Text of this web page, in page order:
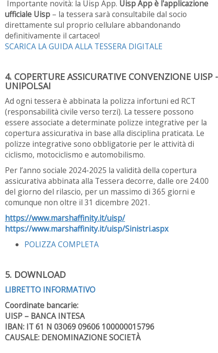
Importante novità: la Uisp App. Uisp Appè l'applicazione
ufficiale Uisp – la tessera sarà consultabile dal socio
direttamente sul proprio cellulare abbandonando
definitivamente il cartaceo!
SCARICA LA GUIDA ALLA TESSERA DIGITALE
4. COPERTURE ASSICURATIVE CONVENZIONE UISP -
UNIPOLSAI
Ad ogni tessera è abbinata la polizza infortuni ed RCT
(responsabilità civile verso terzi). La tessere possono
essere associate a determinate polizze integrative per la
copertura assicurativa in base alla disciplina praticata. Le
polizze integrative sono obbligatorie per le attività di
ciclismo, motociclismo e automobilismo.
Per l’anno sociale 2024-2025 la validità della copertura
assicurativa abbinata alla Tessera decorre, dalle ore 24.00
del giorno del rilascio, per un massimo di 365 giorni e
comunque non oltre il 31 dicembre 2021.
https://www.marshaffinity.it/uisp/
https://www.marshaffinity.it/uisp/Sinistri.aspx
POLIZZA COMPLETA
5. DOWNLOAD
LIBRETTO INFORMATIVO
Coordinate bancarie:
UISP – BANCA INTESA
IBAN: IT 61 N 03069 09606 100000015796
CAUSALE: DENOMINAZIONE SOCIETÀ